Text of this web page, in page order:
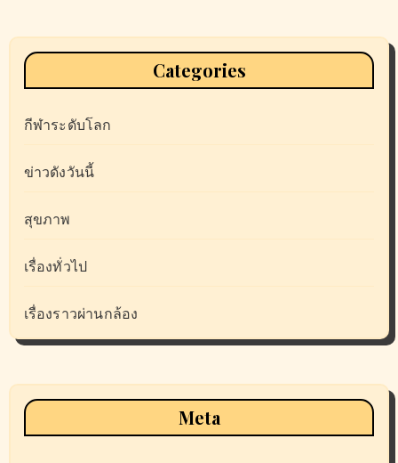
Categories
กีฬาระดับโลก
ข่าวดังวันนี้
สุขภาพ
เรื่องทั่วไป
เรื่องราวผ่านกล้อง
Meta